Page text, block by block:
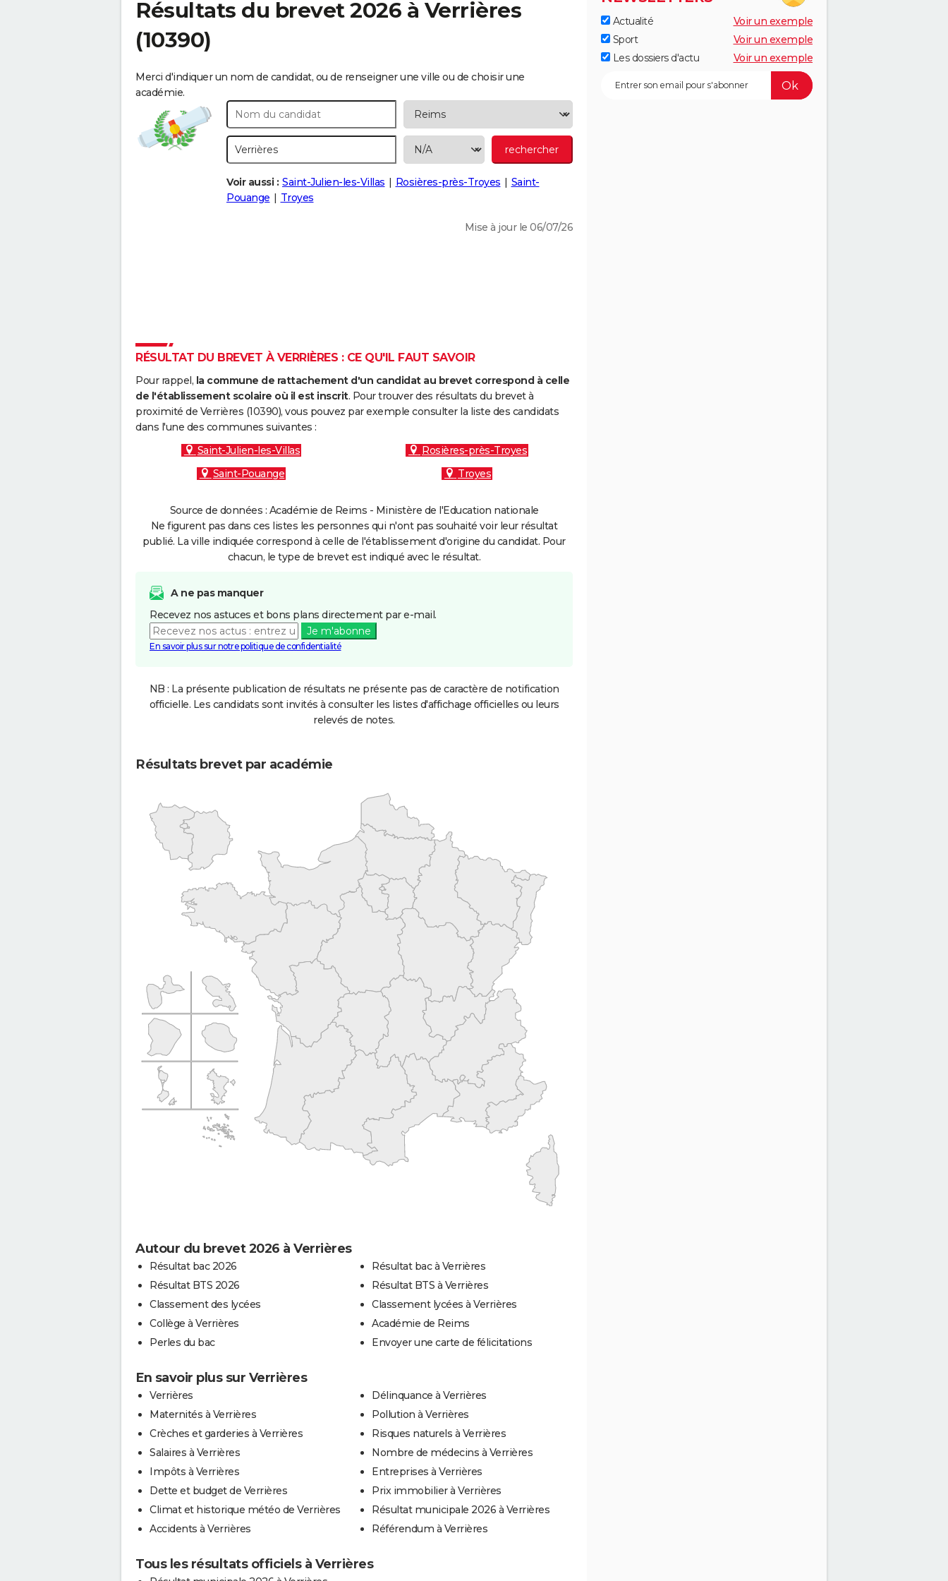
Résultats du brevet 2026 à Verrières
(10390)
Merci d'indiquer un nom de candidat, ou de renseigner une ville ou de choisir une
académie.
Voir aussi : Saint-Julien-les-Villas Rosières-près-Troyes
Saint-
Pouange
Troyes
Mise à jour le 06/07/26
RÉSULTAT DU BREVET À VERRIÈRES : CE QU'IL FAUT SAVOIR
Pour rappel, la commune de rattachement d'un candidat au brevet correspond à celle
de l'établissement scolaire où il est inscrit. Pour trouver des résultats du brevet à
proximité de Verrières (10390), vous pouvez par exemple consulter la liste des candidats
dans l'une des communes suivantes :
Saint-Julien-les-Villas
Rosières-près-Troyes
Saint-Pouange
Troyes
Source de données : Académie de Reims - Ministère de l'Education nationale
Ne figurent pas dans ces listes les personnes qui n'ont pas souhaité voir leur résultat
publié. La ville indiquée correspond à celle de l'établissement d'origine du candidat. Pour
chacun, le type de brevet est indiqué avec le résultat.
A ne pas manquer
Recevez nos astuces et bons plans directement par e-mail.
Je m'abonne
En savoir plus sur notre politique de confidentialité
NB : La présente publication de résultats ne présente pas de caractère de notification
officielle. Les candidats sont invités à consulter les listes d'affichage officielles ou leurs
relevés de notes.
Résultats brevet par académie
Autour du brevet 2026 à Verrières
Résultat bac 2026
Résultat BTS 2026
Classement des lycées
Collège à Verrières
Perles du bac
Résultat bac à Verrières
Résultat BTS à Verrières
Classement lycées à Verrières
Académie de Reims
Envoyer une carte de félicitations
En savoir plus sur Verrières
Verrières
Maternités à Verrières
Crèches et garderies à Verrières
Salaires à Verrières
Impôts à Verrières
Dette et budget de Verrières
Climat et historique météo de Verrières
Accidents à Verrières
Délinquance à Verrières
Pollution à Verrières
Risques naturels à Verrières
Nombre de médecins à Verrières
Entreprises à Verrières
Prix immobilier à Verrières
Résultat municipale 2026 à Verrières
Référendum à Verrières
Tous les résultats officiels à Verrières
Actualité
Voir un exemple
Sport
Voir un exemple
Les dossiers d'actu
Voir un exemple